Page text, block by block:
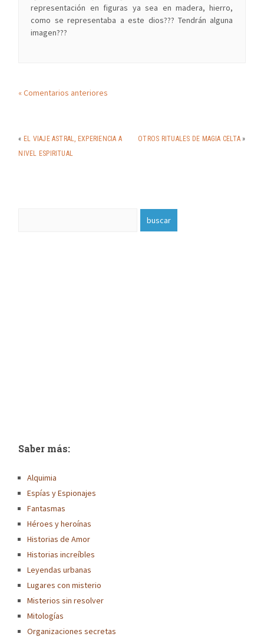
representación en figuras ya sea en madera, hierro,
como se representaba a este dios??? Tendrán alguna
imagen???
« Comentarios anteriores
« EL VIAJE ASTRAL, EXPERIENCIA A
NIVEL ESPIRITUAL
OTROS RITUALES DE MAGIA CELTA »
Saber más:
Alquimia
Espías y Espionajes
Fantasmas
Héroes y heroínas
Historias de Amor
Historias increíbles
Leyendas urbanas
Lugares con misterio
Misterios sin resolver
Mitologías
Organizaciones secretas